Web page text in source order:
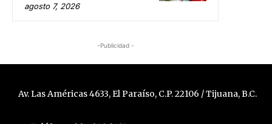
agosto 7, 2026
-Publicidad -
Av. Las Américas 4633, El Paraíso, C.P. 22106 / Tijuana, B.C.